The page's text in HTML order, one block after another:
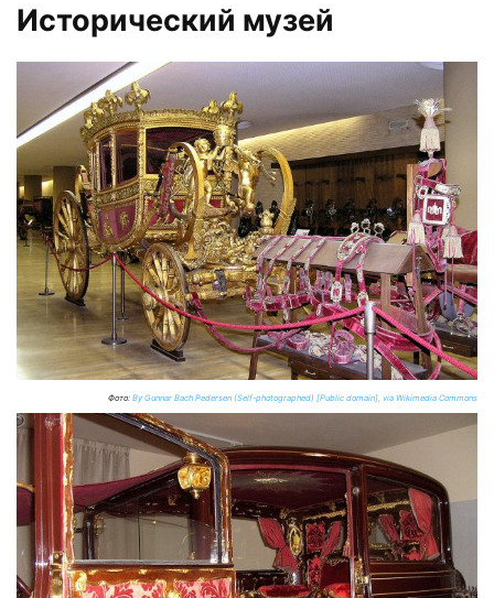
Исторический музей
Фото: By Gunnar Bach Pedersen (Self-photographed) [Public domain], via Wikimedia Commons